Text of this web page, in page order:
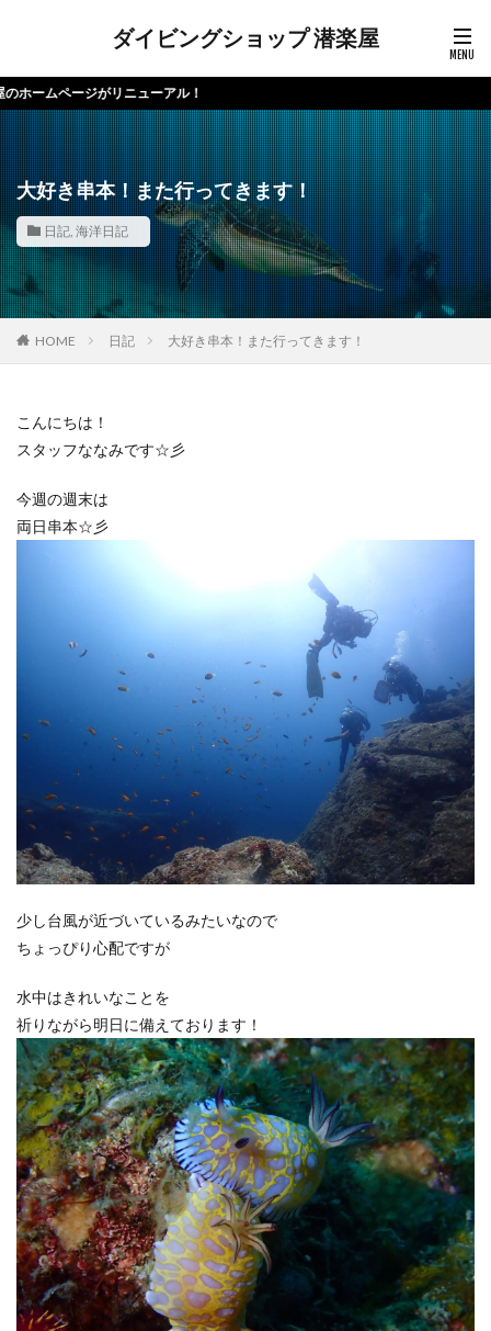
ダイビングショップ 潜楽屋
ムページがリニューアル！
大好き串本！また行ってきます！
日記, 海洋日記
HOME 日記 大好き串本！また行ってきます！
こんにちは！
スタッフななみです☆彡
今週の週末は
両日串本☆彡
少し台風が近づいているみたいなので
ちょっぴり心配ですが
水中はきれいなことを
祈りながら明日に備えております！